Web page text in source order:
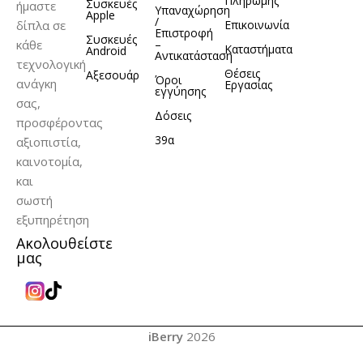
ΥΛΙΚΌ Σιλικόνη
ήμαστε
δίπλα σε
κάθε
τεχνολογική
ανάγκη
σας,
προσφέροντας
αξιοπιστία,
καινοτομία,
και
σωστή
εξυπηρέτηση
Ακολουθείστε
μας
Συσκευές
Apple
Συσκευές
Android
Αξεσουάρ
Υπαναχώρηση
/
Επιστροφή
–
Αντικατάσταση
Όροι
εγγύησης
Δόσεις
39α
Επικοινωνία
Καταστήματα
Θέσεις
Εργασίας
iBerry 2026